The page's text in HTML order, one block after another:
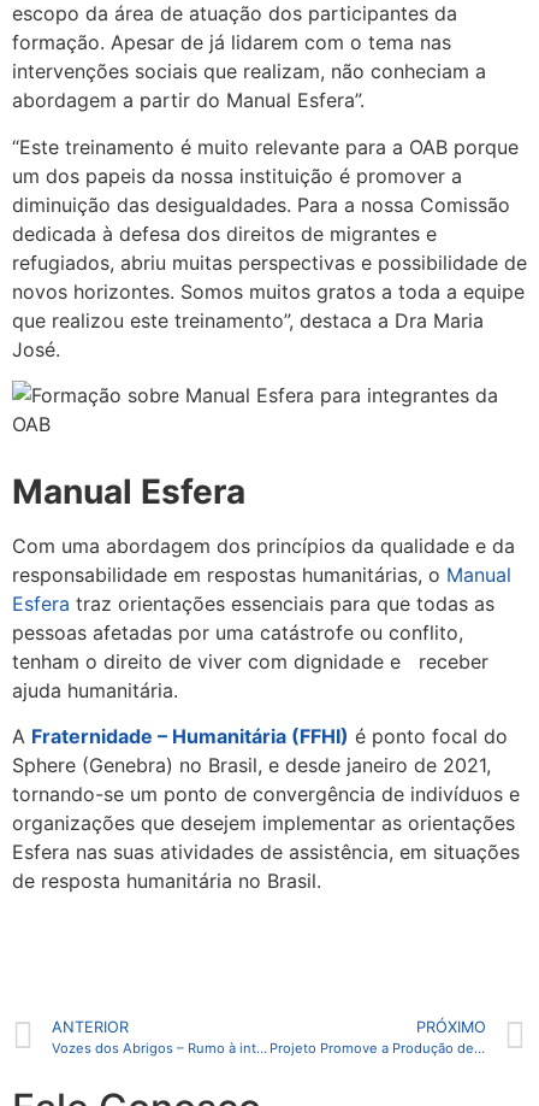
escopo da área de atuação dos participantes da
formação. Apesar de já lidarem com o tema nas
intervenções sociais que realizam, não conheciam a
abordagem a partir do Manual Esfera”.
“Este treinamento é muito relevante para a OAB porque
um dos papeis da nossa instituição é promover a
diminuição das desigualdades. Para a nossa Comissão
dedicada à defesa dos direitos de migrantes e
refugiados, abriu muitas perspectivas e possibilidade de
novos horizontes. Somos muitos gratos a toda a equipe
que realizou este treinamento”, destaca a Dra Maria
José.
Manual Esfera
Com uma abordagem dos princípios da qualidade e da
responsabilidade em respostas humanitárias, o Manual
Esfera traz orientações essenciais para que todas as
pessoas afetadas por uma catástrofe ou conflito,
tenham o direito de viver com dignidade e receber
ajuda humanitária.
A Fraternidade – Humanitária (FFHI) é ponto focal do
Sphere (Genebra) no Brasil, e desde janeiro de 2021,
tornando-se um ponto de convergência de indivíduos e
organizações que desejem implementar as orientações
Esfera nas suas atividades de assistência, em situações
de resposta humanitária no Brasil.
ANTERIOR
Vozes dos Abrigos – Rumo à interiorização
PRÓXIMO
Projeto Promove a Produção de Absorventes Ecológicos